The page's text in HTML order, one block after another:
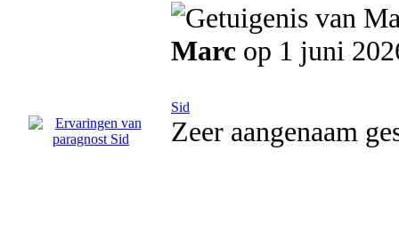
Marc op 1 juni
Sid
Zeer aangenaam